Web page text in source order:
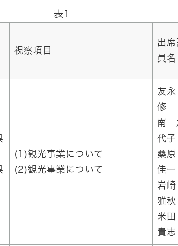
表1
視察項目
出席
員名
(1)観光事業について
(2)観光事業について
友
修
南
代子
桑
佳一
岩
雅秋
米
貴志